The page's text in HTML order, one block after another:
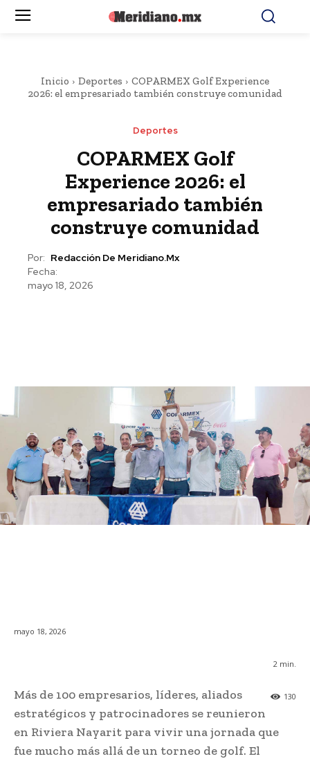
Inicio Deportes
COPARMEX Golf Experience
2026: el empresariado también construye comunidad
Deportes
COPARMEX Golf
Experience 2026: el
empresariado también
construye comunidad
Por: Redacción De Meridiano.mx
Fecha:
mayo 18, 2026
mayo 18, 2026
2 min.
130
Más de 100 empresarios, líderes, aliados
estratégicos y patrocinadores se reunieron
en Riviera Nayarit para vivir una jornada que
fue mucho más allá de un torneo de golf. El